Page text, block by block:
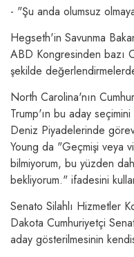
- "Şu anda olumsuz
Hegseth'in Savunma
ABD Kongresinden bazı
şekilde
North Carolina'nın
Trump'ın bu aday
Deniz Piyadelerinde
Young da "Geçmişi veya
bilmiyorum, bu yüzden
bekliyorum." ifadesini
Senato Silahlı Hizmetler
Dakota Cumhuriyetçi
aday gösterilmesinin